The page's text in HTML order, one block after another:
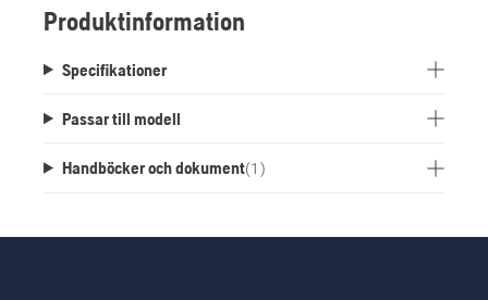
Produktinformation
Specifikationer
Passar till modell
Handböcker och dokument(1 )